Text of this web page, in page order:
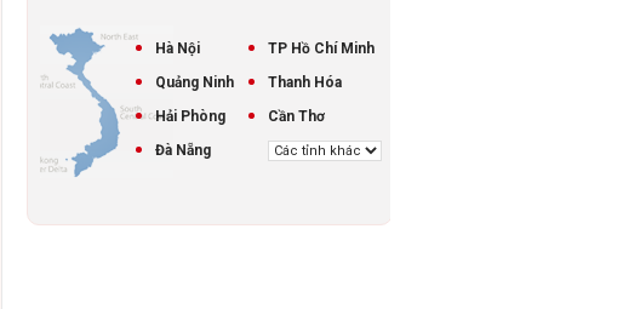
Hà Nội
TP Hồ Chí Minh
Quảng Ninh
Thanh Hóa
Hải Phòng
Cần Thơ
Đà Nẵng